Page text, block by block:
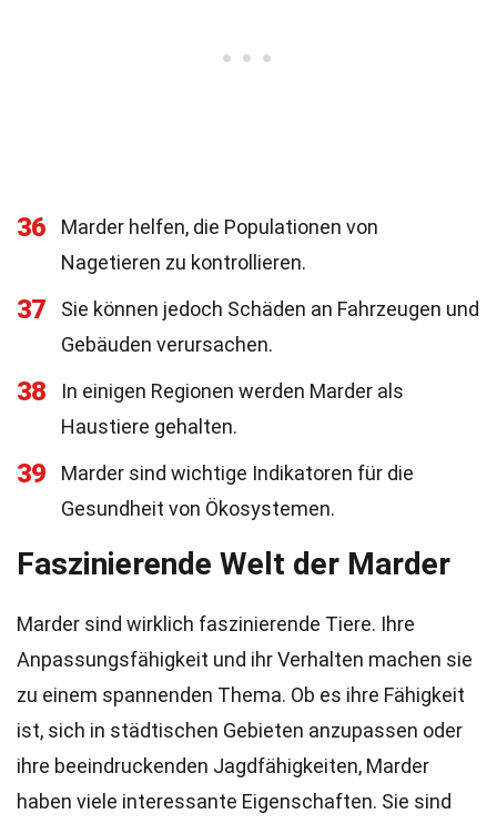
36
Marder helfen, die Populationen von
Nagetieren zu kontrollieren.
37
Sie können jedoch Schäden an Fahrzeugen und
Gebäuden verursachen.
38
In einigen Regionen werden Marder als
Haustiere gehalten.
39
Marder sind wichtige Indikatoren für die
Gesundheit von Ökosystemen.
Faszinierende Welt der Marder
Marder sind wirklich faszinierende Tiere. Ihre
Anpassungsfähigkeit und ihr Verhalten machen sie
zu einem spannenden Thema. Ob es ihre Fähigkeit
ist, sich in städtischen Gebieten anzupassen oder
ihre beeindruckenden Jagdfähigkeiten, Marder
haben viele interessante Eigenschaften. Sie sind